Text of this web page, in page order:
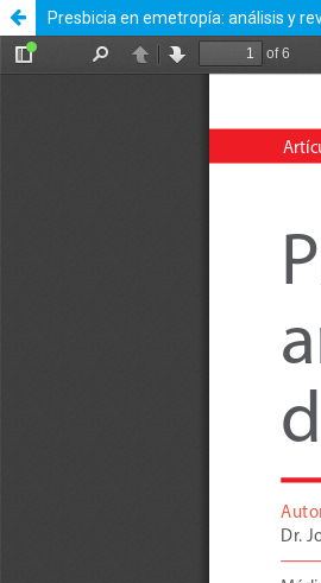
Presbicia en emetropía: análisis y